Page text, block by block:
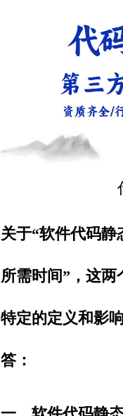
关于“软件代码静
所需时间”，这
特定的定义和影
答：